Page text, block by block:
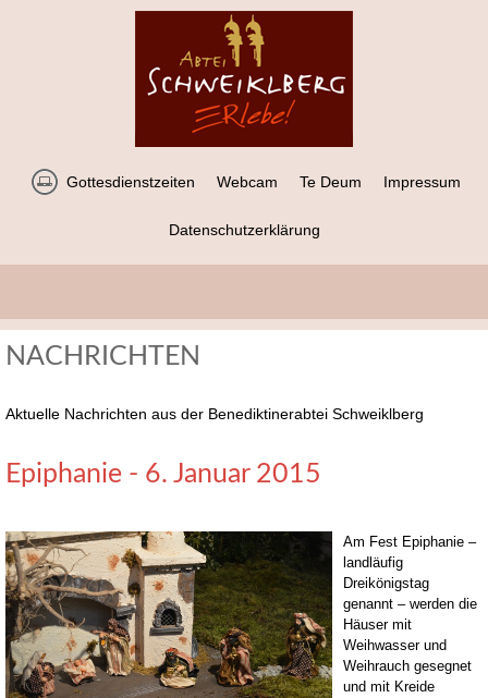
Gottesdienstzeiten Webcam Te Deum Impressum
Datenschutzerklärung
NACHRICHTEN
Aktuelle Nachrichten aus der Benediktinerabtei Schweiklberg
Epiphanie - 6. Januar 2015
Am Fest Epiphanie –
landläufig
Dreikönigstag
genannt – werden die
Häuser mit
Weihwasser und
Weihrauch gesegnet
und mit Kreide